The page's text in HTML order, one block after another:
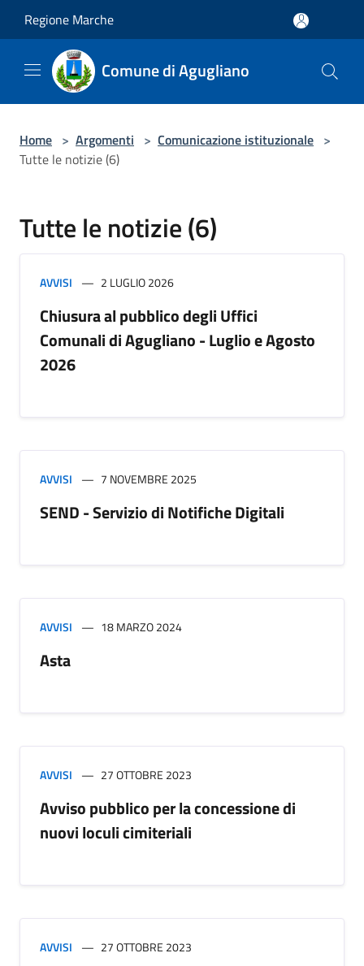
Regione Marche
Comune di Agugliano
Home > Argomenti > Comunicazione istituzionale >
Tutte le notizie (6)
Tutte le notizie (6)
AVVISI 2 LUGLIO 2026
Chiusura al pubblico degli Uffici
Comunali di Agugliano - Luglio e Agosto
2026
AVVISI 7 NOVEMBRE 2025
SEND - Servizio di Notifiche Digitali
AVVISI 18 MARZO 2024
Asta
AVVISI 27 OTTOBRE 2023
Avviso pubblico per la concessione di
nuovi loculi cimiteriali
AVVISI 27 OTTOBRE 2023